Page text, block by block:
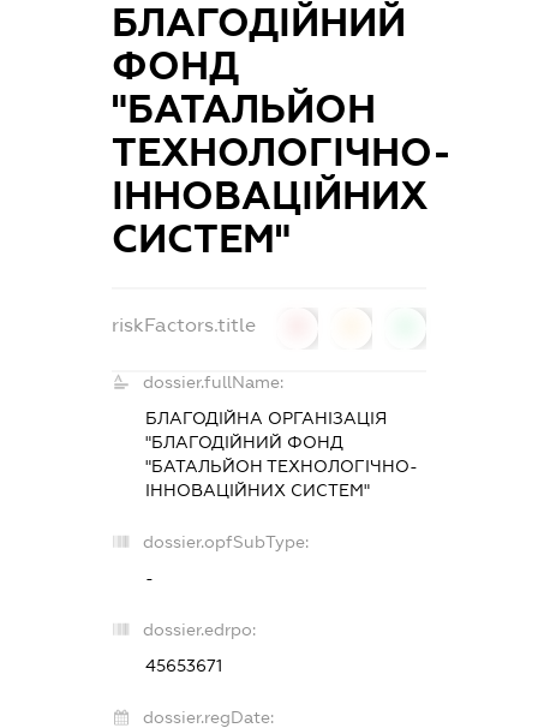
БЛАГОДІЙНИЙ
ФОНД
"БАТАЛЬЙОН
ТЕХНОЛОГІЧНО-
ІННОВАЦІЙНИХ
СИСТЕМ"
riskFactors.title
dossier.fullName:
БЛАГОДІЙНА ОРГАНІЗАЦІЯ
"БЛАГОДІЙНИЙ ФОНД
"БАТАЛЬЙОН ТЕХНОЛОГІЧНО-
ІННОВАЦІЙНИХ СИСТЕМ"
dossier.opfSubType:
-
dossier.edrpo:
45653671
dossier.regDate: